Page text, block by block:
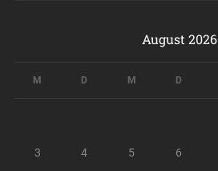
August 2026
M D M D
3 4 5 6